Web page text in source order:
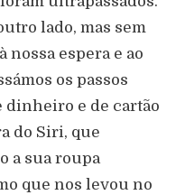
lado, mas sem
nossa espera e ao
os passos
dinheiro e de cartão
do Siri, que
a sua roupa
que nos levou no